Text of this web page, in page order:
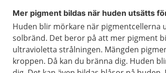
Mer pigment bildas när huden utsätts
Huden blir mörkare när pigmentcellerna
solbränd. Det beror på att mer pigment
ultravioletta strålningen. Mängden
kroppen. Då kan du bränna dig. Huden